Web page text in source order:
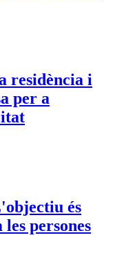
residència i
per a
és
persones